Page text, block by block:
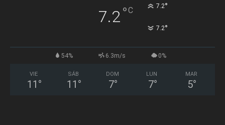
7.2°C 7.2°
7.2°
54% 6.3m/s 0%
VIE
11 °
SÁB
11 °
DOM
7°
LUN
7°
MAR
5°